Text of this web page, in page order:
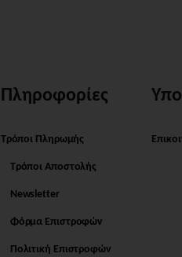
Πληροφορίες
Τρόποι Πληρωμής
Τρόποι Αποστολής
Newsletter
Φόρμα Επιστροφών
Πολιτική Επιστροφών